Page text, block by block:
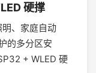
硬撑
、家庭自动
的多分区安
+ WLED 硬